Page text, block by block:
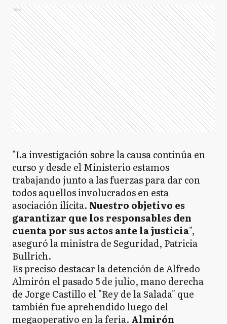
Ads
"La investigación sobre la causa continúa en
curso y desde el Ministerio estamos
trabajando junto a las fuerzas para dar con
todos aquellos involucrados en esta
asociación ilícita. Nuestro objetivo es
garantizar que los responsables den
cuenta por sus actos ante la justicia",
aseguró la ministra de Seguridad, Patricia
Bullrich.
Es preciso destacar la detención de Alfredo
Almirón el pasado 5 de julio, mano derecha
de Jorge Castillo el "Rey de la Salada" que
también fue aprehendido luego del
megaoperativo en la feria. Almirón